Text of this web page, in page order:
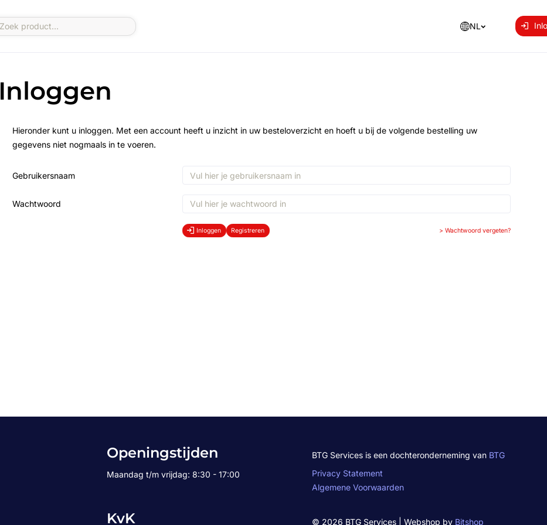
NL
Inloggen
Hieronder kunt u inloggen. Met een account heeft u inzicht in uw besteloverzicht en hoeft u bij de volgende bestelling uw
gegevens niet nogmaals in te voeren.
Gebruikersnaam
Wachtwoord
Inloggen Registreren >Wachtwoord vergeten?
Openingstijden
Maandag t/m vrijdag: 8:30 - 17:00
KvK
BTG Services is een dochteronderneming van BTG
Privacy Statement
Algemene Voorwaarden
© 2026 BTG Services | Webshop by Bitshop